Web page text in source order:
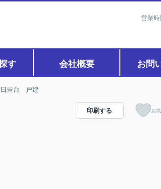
営業
す 会社概要 お問
日吉台 戸建
印刷する お